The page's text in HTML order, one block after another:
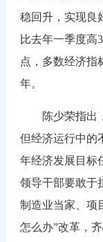
稳回升，实现良
比去年一季度高
点，多数经济指
年。
陈少荣指出，
但经济运行中的
年经济发展目标
领导干部要敢于
制造业当家、项
怎么办”改革，